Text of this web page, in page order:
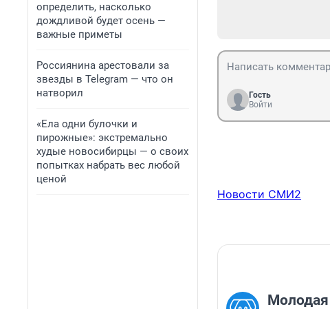
определить, насколько
дождливой будет осень —
важные приметы
Россиянина арестовали за
звезды в Telegram — что он
натворил
«Ела одни булочки и
пирожные»: экстремально
худые новосибирцы — о своих
попытках набрать вес любой
ценой
Гость
Войти
Новости СМИ2
Молодая